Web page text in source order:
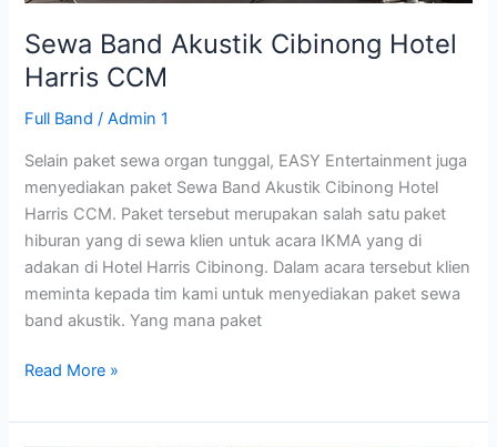
Sewa Band Akustik Cibinong Hotel
Harris CCM
Full Band /Admin 1
Selain paket sewa organ tunggal, EASY Entertainment juga
menyediakan paket Sewa Band Akustik Cibinong Hotel
Harris CCM. Paket tersebut merupakan salah satu paket
hiburan yang di sewa klien untuk acara IKMA yang di
adakan di Hotel Harris Cibinong. Dalam acara tersebut klien
meminta kepada tim kami untuk menyediakan paket sewa
band akustik. Yang mana paket
Read More »